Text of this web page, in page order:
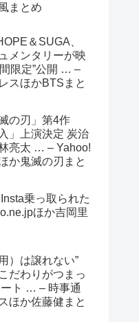
まとめ
＆SUGA、
メンタリーが映
限定”公開 … –
スほかBTSまと
の刃」第4作
」上演決定 炭治
亮太 … – Yahoo!
か鬼滅の刃まと
乗っ取られた
ほか吉岡里
）は譲れない”
だわりがつまっ
ト … – 時事通
ほか佐藤健まと